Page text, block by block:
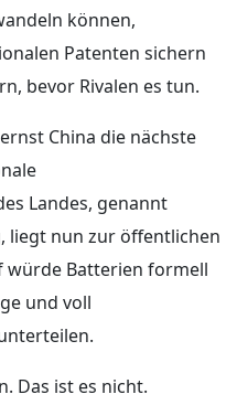
können,
Patenten sichern
bevor Rivalen es tun.
China die nächste
Landes, genannt
, liegt nun zur öffentlichen
würde Batterien formell
und voll
Das ist es nicht.